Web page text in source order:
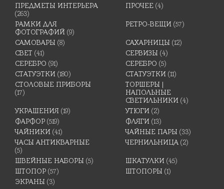
ПРЕДМЕТЫ ИНТЕРЬЕРА
(263)
ПРОЧЕЕ (4)
РАМКИ ДЛЯ
ФОТОГРАФИЙ (9)
РЕТРО-ВЕЩИ (57)
САМОВАРЫ (8) САХАРНИЦЫ (12)
СВЕТ (41) СЕРВИЗЫ (4)
СЕРЕБРО (91) СЕРЕБРО (5)
СТАТУЭТКИ (180) СТАТУЭТКИ (11)
СТОЛОВЫЕ ПРИБОРЫ
(17)
ТОРШЕРЫ |
НАПОЛЬНЫЕ
СВЕТИЛЬНИКИ (4)
УКРАШЕНИЯ (19) УТЮГИ (2)
ФАРФОР (519) ФЛЯГИ (13)
ЧАЙНИКИ (41) ЧАЙНЫЕ ПАРЫ (33)
ЧАСЫ АНТИКВАРНЫЕ
(5)
ЧЕРНИЛЬНИЦА (2)
ШВЕЙНЫЕ НАБОРЫ (5) ШКАТУЛКИ (45)
ШТОПОР (57) ШТОПОРЫ (1)
ЭКРАНЫ (3)